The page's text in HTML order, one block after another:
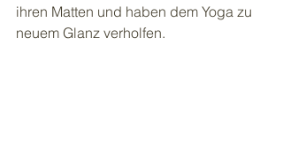
ihren Matten und haben dem Yoga zu
neuem Glanz verholfen.